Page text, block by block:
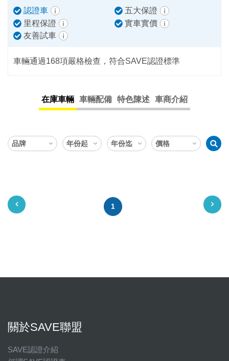
認證車
五大保證
里程保證
實車實價
友善試車
車輛通過168項嚴格檢查，符合SAVE認證標準
在庫車輛 車輛配備 特色陳述 車商介紹
1
關於SAVE聯盟
SAVE認證介紹